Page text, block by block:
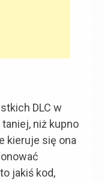
DLC w
niż kupno
kieruje się ona
jakiś kod,